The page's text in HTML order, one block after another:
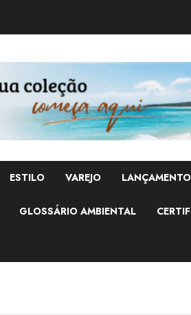
ESTILO VAREJO
GLOSSÁRIO AMBIENTAL